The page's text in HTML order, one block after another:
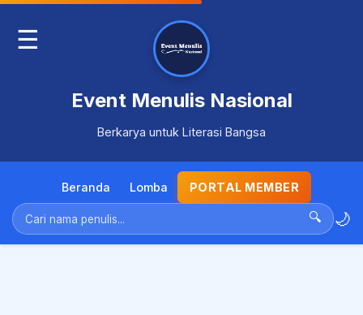
☰
Event Menulis Nasional
Berkarya untuk Literasi Bangsa
Beranda Lomba PORTAL MEMBER
🔍 🌙